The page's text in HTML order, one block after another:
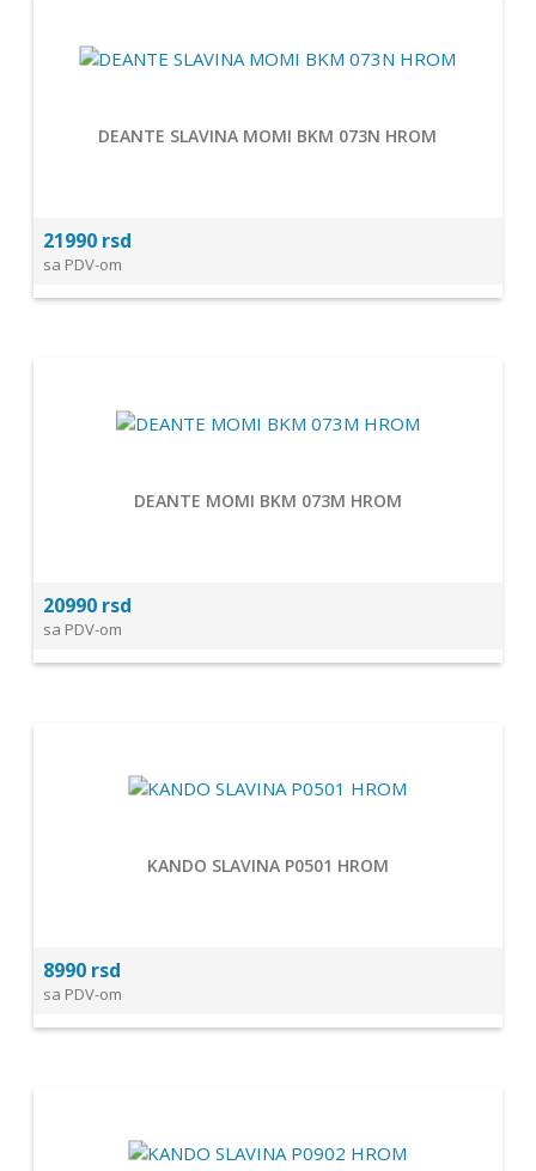
DEANTE SLAVINA MOMI BKM 073N HROM
21990 rsd
sa PDV-om
DEANTE MOMI BKM 073M HROM
20990 rsd
sa PDV-om
KANDO SLAVINA P0501 HROM
8990 rsd
sa PDV-om